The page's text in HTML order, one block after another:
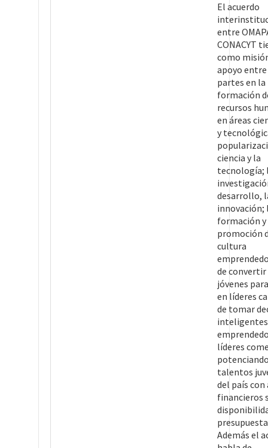
El acuerdo
entre
CONACYT
como
apoyo
partes en la
formación
recursos
en áreas
y
ciencia y la
tecnología;
desarrollo,
innovación;
formación y
promoción
cultura
de convertir
jóvenes
en líderes
de tomar
líderes
talentos
del país con
financieros
Además el